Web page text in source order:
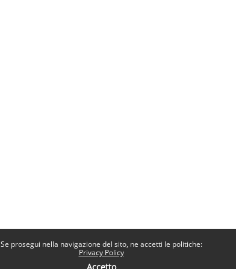
Se prosegui nella navigazione del sito, ne accetti le politiche:
Privacy Policy